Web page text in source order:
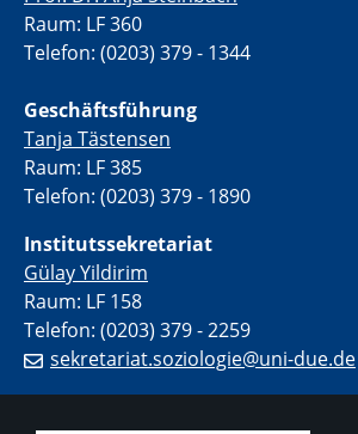
Raum: LF 360
Telefon: (0203) 379 - 1344
Geschäftsführung
Tanja Tästensen
Raum: LF 385
Telefon: (0203) 379 - 1890
Institutssekretariat
Gülay Yildirim
Raum: LF 158
Telefon: (0203) 379 - 2259
sekretariat.soziologie@uni-due.de